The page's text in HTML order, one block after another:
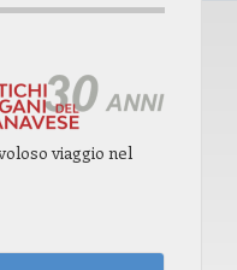
viaggio nel